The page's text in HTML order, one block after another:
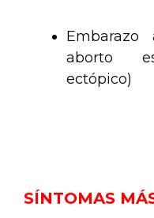
Embarazo
aborto
ectópico)
SÍNTOMAS